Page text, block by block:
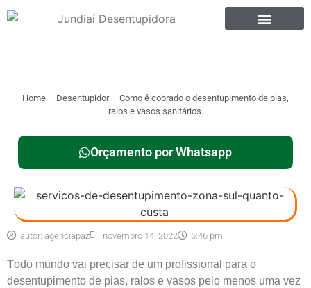
Home – Desentupidor– Como é cobrado o desentupimento de pias,
ralos e vasos sanitários.
Orçamento por Whatsapp
autor: agenciapaz novembro 14, 2022 5:46 pm
Todo mundo vai precisar de um profissional para o
desentupimento de pias, ralos e vasos pelo menos uma vez